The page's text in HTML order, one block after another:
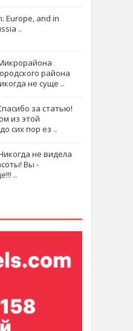
Europe, and in
..
района
не суще ..
за статью!
из этой
сих пор ез ..
не видела
Вы -
..